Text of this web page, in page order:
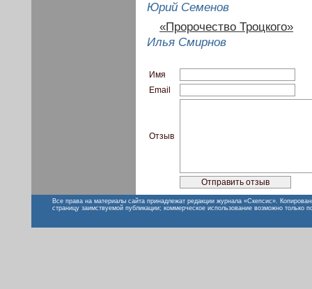
Юрий Семенов
«Пророчество Троцкого»
Илья Смирнов
Имя
Email
Отзыв
Все права на материалы сайта принадлежат редакции журнала «Скепсис».
страницу заимствуемой публикации; коммерческое использование возможно только